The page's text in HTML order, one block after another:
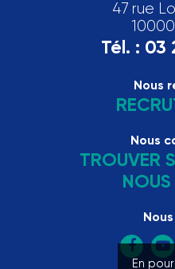
47 rue
Tél. : 03
Nous
Nous
TROUVER
NOUS
En